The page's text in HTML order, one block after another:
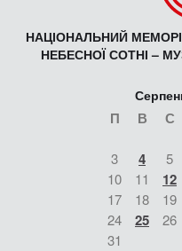
НАЦІОНАЛЬНИЙ
НЕБЕСНОЇ СОТНІ –
П В С
3 4 5
10
11 12
17
18 19
24
25 26
31